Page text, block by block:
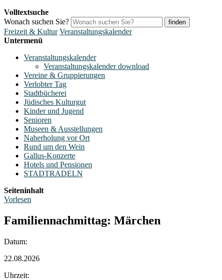
Volltextsuche
Wonach suchen Sie?
finden
Freizeit & Kultur Veranstaltungskalender
Untermenü
Veranstaltungskalender
Veranstaltungskalender download
Vereine & Gruppierungen
Verlobter Tag
Stadtbücherei
Jüdisches Kulturgut
Kinder und Jugend
Senioren
Museen & Ausstellungen
Naherholung vor Ort
Rund um den Wein
Gallus-Konzerte
Hotels und Pensionen
STADTRADELN
Seiteninhalt
Vorlesen
Familiennachmittag: Märchen
Datum:
22.08.2026
Uhrzeit: